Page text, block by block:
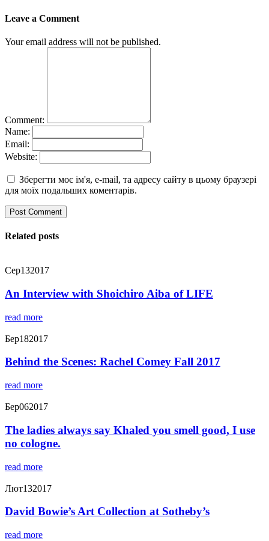
Leave a Comment
Your email address will not be published.
Comment:
Name:
Email:
Website:
Зберегти моє ім'я, e-mail, та адресу сайту в цьому браузері
для моїх подальших коментарів.
Related posts
Сер132017
An Interview with Shoichiro Aiba of LIFE
read more
Бер182017
Behind the Scenes: Rachel Comey Fall 2017
read more
Бер062017
The ladies always say Khaled you smell good, I use
no cologne.
read more
Лют132017
David Bowie’s Art Collection at Sotheby’s
read more